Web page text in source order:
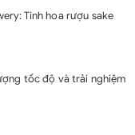
Tinh hoa rượu sake
tốc độ và trải nghiệm